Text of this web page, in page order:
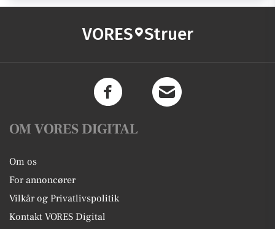
VORES Struer
OM VORES DIGITAL
Om os
For annoncører
Vilkår og Privatlivspolitik
Kontakt VORES Digital